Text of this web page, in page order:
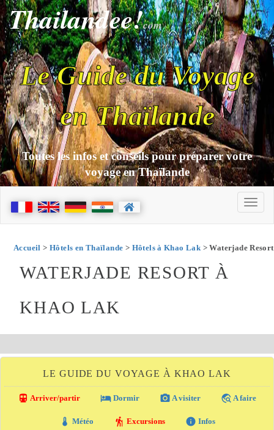
Thailandee!com
Le Guide du Voyage
en Thaïlande
Toutes les infos et conseils pour préparer votre
voyage en Thaïlande
Accueil > Hôtels en Thaïlande > Hôtels à Khao Lak > Waterjade Resort
WATERJADE RESORT À
KHAO LAK
LE GUIDE DU VOYAGE À KHAO LAK
directions_transit Arriver/partir local_hotel Dormir photo_camera A visiter travel_explore A faire
thermostat Météo hiking Excursions info Infos